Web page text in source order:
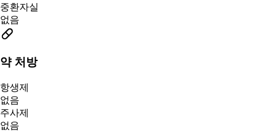
중환자실
없음
약 처방
항생제
없음
주사제
없음